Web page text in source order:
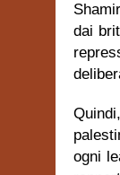
dai
ogni